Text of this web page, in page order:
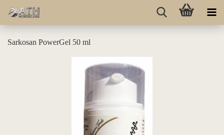
Sarkosan PowerGel 50 ml